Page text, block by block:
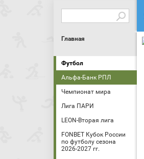
Главная
Футбол
Альфа-Банк РПЛ
Чемпионат мира
Лига ПАРИ
LEON-Вторая лига
FONBET Кубок России
по футболу сезона
2026-2027 гг.